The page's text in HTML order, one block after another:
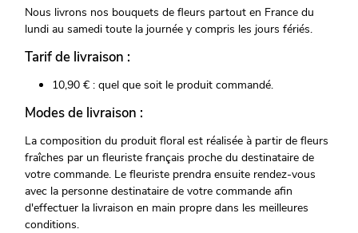
Nous livrons nos bouquets de fleurs partout en France du
lundi au samedi toute la journée y compris les jours fériés.
Tarif de livraison :
10,90 € : quel que soit le produit commandé.
Modes de livraison :
La composition du produit floral est réalisée à partir de fleurs
fraîches par un fleuriste français proche du destinataire de
votre commande. Le fleuriste prendra ensuite rendez-vous
avec la personne destinataire de votre commande afin
d'effectuer la livraison en main propre dans les meilleures
conditions.